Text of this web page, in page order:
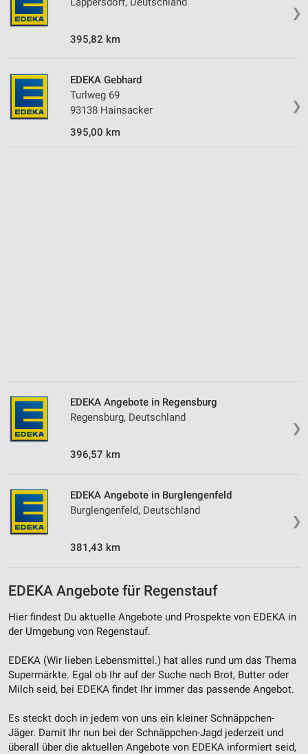
❯
395,82 km
❯
EDEKA Gebhard
Turlweg 69
93138 Hainsacker
395,00 km
❯
EDEKA Angebote in Regensburg
Regensburg, Deutschland
396,57 km
❯
EDEKA Angebote in Burglengenfeld
Burglengenfeld, Deutschland
381,43 km
EDEKA Angebote für Regenstauf
Hier findest Du aktuelle Angebote und Prospekte von EDEKA in
der Umgebung von Regenstauf.
EDEKA (Wir lieben Lebensmittel.) hat alles rund um das Thema
Supermärkte. Egal ob Ihr auf der Suche nach Brot, Butter oder
Milch seid, bei EDEKA findet Ihr immer das passende Angebot.
Es steckt doch in jedem von uns ein kleiner Schnäppchen-
Jäger. Damit Ihr nun bei der Schnäppchen-Jagd jederzeit und
überall über die aktuellen Angebote von EDEKA informiert seid,
Verwendung reduzierter Daten zur Auswahl von
Inhalten
IAB-Besonderheiten:
Geräte anhand von aktiv angeforderten
Informationen identifizieren